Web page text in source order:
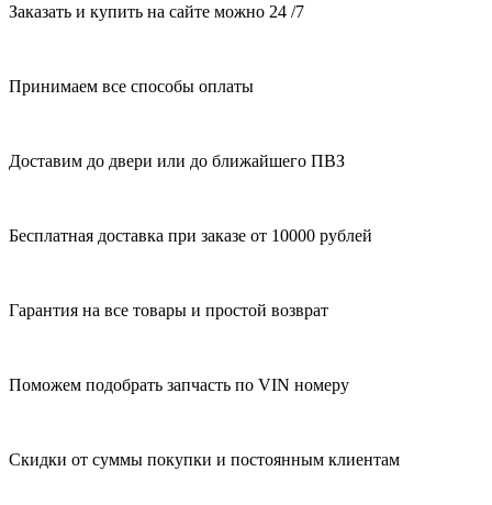
Заказать и купить на сайте можно 24 /7
Принимаем все способы оплаты
Доставим до двери или до ближайшего ПВЗ
Бесплатная доставка при заказе от 10000 рублей
Гарантия на все товары и простой возврат
Поможем подобрать запчасть по VIN номеру
Скидки от суммы покупки и постоянным клиентам